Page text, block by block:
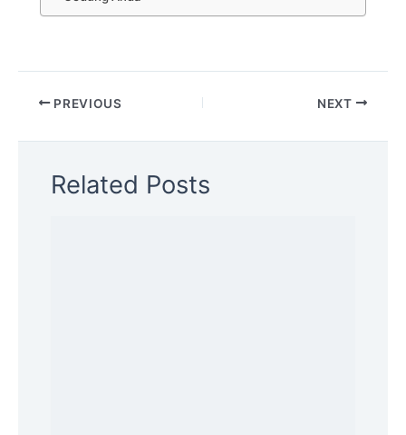
PREVIOUS NEXT
Related Posts